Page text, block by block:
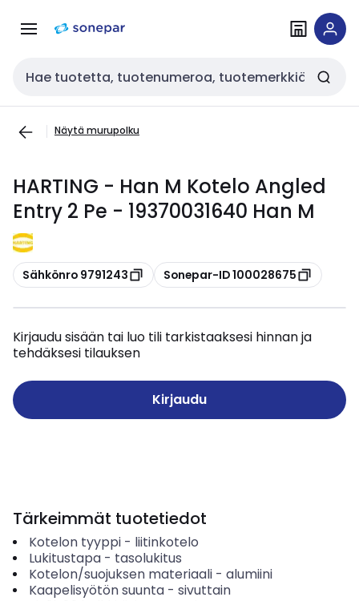
navigointiinsisältöön
Haku
Näytä murupolku
HARTING - Han M Kotelo Angled
Entry 2 Pe - 19370031640 Han M
Kopioi
Sähkönro 9791243 Kopioi
Sonepar-ID 100028675
Kirjaudu sisään tai luo tili tarkistaaksesi hinnan ja
tehdäksesi tilauksen
Kirjaudu
Tärkeimmät tuotetiedot
Kotelon tyyppi- liitinkotelo
Lukitustapa- tasolukitus
Kotelon/suojuksen materiaali- alumiini
Kaapelisyötön suunta- sivuttain